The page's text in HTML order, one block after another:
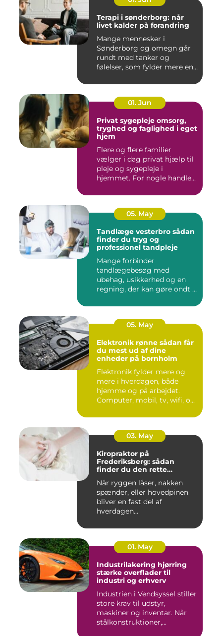
Terapi i sønderborg: når
livet kalder på forandring
Mange mennesker i
Sønderborg og omegn går
rundt med tanker og
følelser, som fylder mere end
01. Jun
Privat sygepleje omsorg,
tryghed og faglighed i eget
hjem
Flere og flere familier
vælger i dag privat hjælp til
pleje og sygepleje i
hjemmet. For nogle handle...
05. May
Tandlæge vesterbro sådan
finder du tryg og
professionel tandpleje
Mange forbinder
tandlægebesøg med
ubehag, usikkerhed og en
regning, der kan gøre ondt i
05. May
Elektronik rønne sådan får
du mest ud af dine
enheder på bornholm
Elektronik fylder mere og
mere i hverdagen, både
hjemme og på arbejdet.
Computer, mobil, tv, wifi, o...
03. May
Kiropraktor på
Frederiksberg: sådan
finder du den rette
Når ryggen låser, nakken
spænder, eller hovedpinen
bliver en fast del af
hverdagen...
01. May
Industrilakering hjørring
stærke overflader til
industri og erhverv
Industrien i Vendsyssel stiller
store krav til udstyr,
maskiner og inventar. Når
stålkonstruktioner,...